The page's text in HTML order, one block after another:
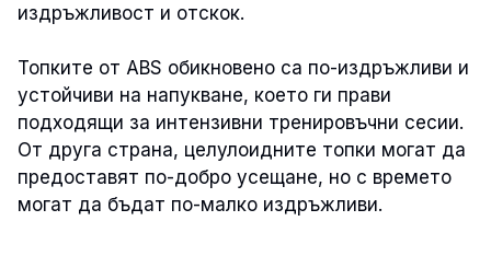
издръжливост и отскок.
Топките от ABS обикновено са по-издръжливи и
устойчиви на напукване, което ги прави
подходящи за интензивни тренировъчни сесии.
От друга страна, целулоидните топки могат да
предоставят по-добро усещане, но с времето
могат да бъдат по-малко издръжливи.